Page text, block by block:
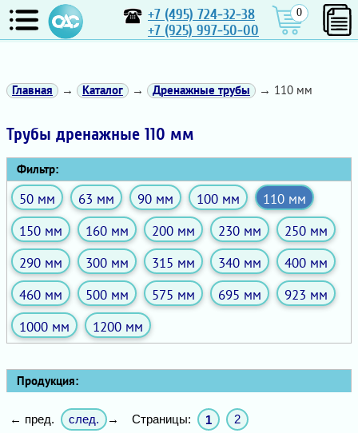
+7 (495) 724-32-38
+7 (925) 997-50-00
0
Главная → Каталог → Дренажные трубы → 110 мм
Трубы дренажные 110 мм
Фильтр:
50 мм 63 мм 90 мм 100 мм
110 мм
150 мм
160 мм 200 мм 230 мм
250 мм
290 мм
300 мм 315 мм 340 мм
400 мм
460 мм
500 мм 575 мм 695 мм
923 мм
1000 мм
1200 мм
Продукция:
← пред. след. → Страницы: 1 2